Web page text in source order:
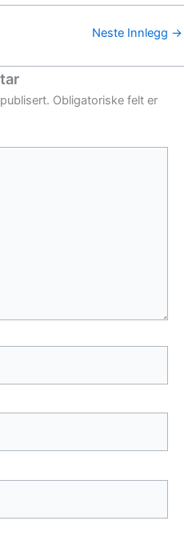
Neste Innlegg →
Obligatoriske felt er